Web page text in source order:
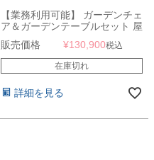
【業務利用可能】 ガーデンチェ
ア＆ガーデンテーブルセット 屋
外 「Resol Toledo AIRE リソル
トレド エア ラウンドテーブル
70cm ＆ アームチェア 3点セッ
ト」
販売価格 ¥130,900税込
在庫切れ
詳細を見る